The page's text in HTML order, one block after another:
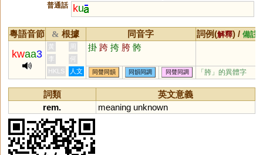
普通話
ku
粵語音節 & 根據 同音字 詞例(解釋) / 備註
kwaa3
黃 周 掛 跨 挎 胯 骻
李
何
HKLS
人文 同聲同韻 同韻同調 同聲同調 「胯」的異體字
詞類
英文意義
rem.
meaning unknown